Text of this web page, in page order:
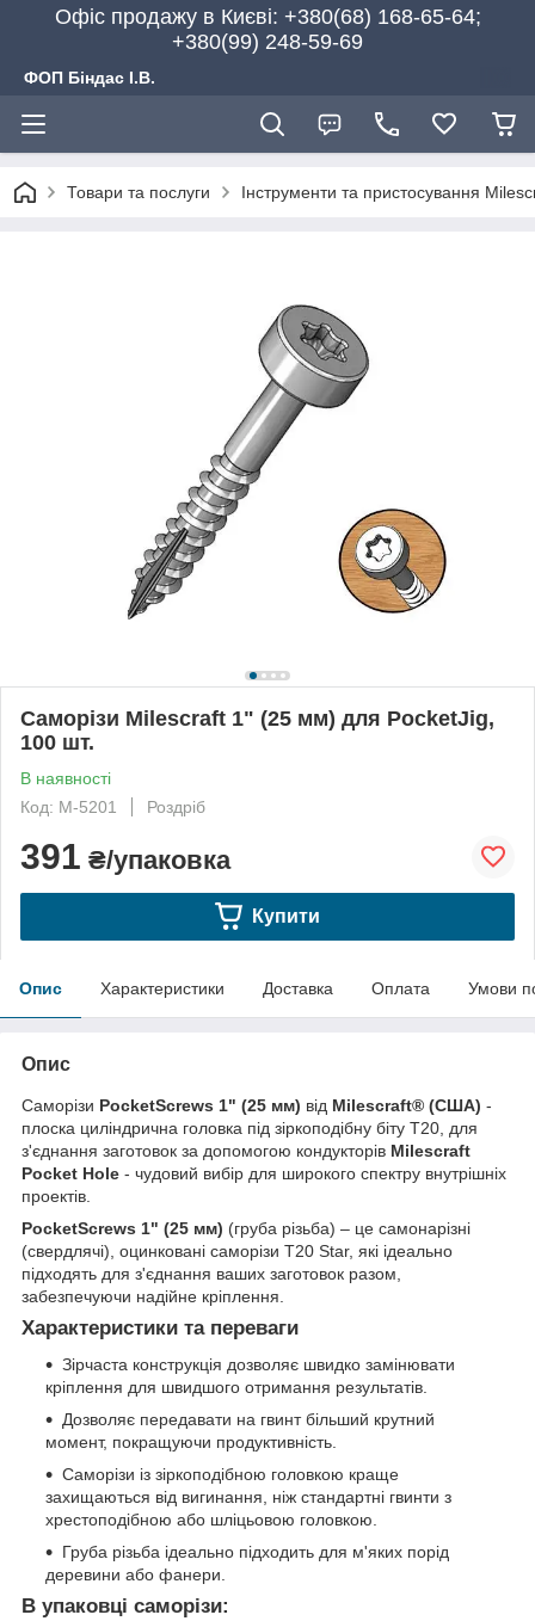
Офіс продажу в Києві: +380(68) 168-65-64;
+380(99) 248-59-69
ФОП Біндас І.В.
Товари та послуги Інструменти та пристосування
Саморізи Milescraft 1" (25 мм) для PocketJig,
100 шт.
В наявності
Код: M-5201
Роздріб
391 ₴/упаковка
Купити
Опис Характеристики Доставка Оплата Умови
Опис
Саморізи PocketScrews 1" (25 мм) від Milescraft® (США) -
плоска циліндрична головка під зіркоподібну біту T20, для
з'єднання заготовок за допомогою кондукторів Milescraft
Pocket Hole - чудовий вибір для широкого спектру внутрішніх
проектів.
PocketScrews 1" (25 мм) (груба різьба) – це самонарізні
(свердлячі), оцинковані саморізи T20 Star, які ідеально
підходять для з'єднання ваших заготовок разом,
забезпечуючи надійне кріплення.
Характеристики та переваги
Зірчаста конструкція дозволяє швидко замінювати
кріплення для швидшого отримання результатів.
Дозволяє передавати на гвинт більший крутний
момент, покращуючи продуктивність.
Саморізи із зіркоподібною головкою краще
захищаються від вигинання, ніж стандартні гвинти з
хрестоподібною або шліцьовою головкою.
Груба різьба ідеально підходить для м'яких порід
деревини або фанери.
В упаковці саморізи: